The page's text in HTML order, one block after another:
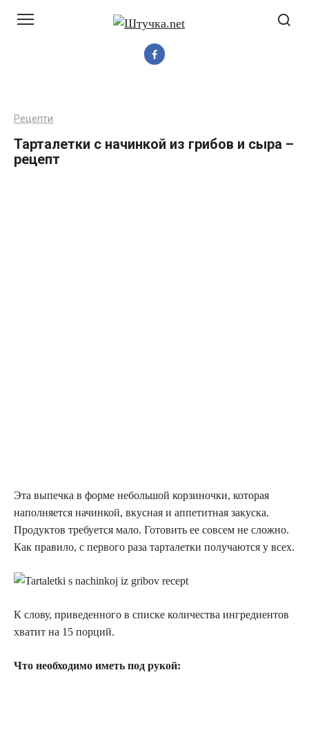
Рецепти
Тарталетки с начинкой из грибов и сыра –
рецепт
Эта выпечка в форме небольшой корзиночки, которая
наполняется начинкой, вкусная и аппетитная закуска.
Продуктов требуется мало. Готовить ее совсем не сложно.
Как правило, с первого раза тарталетки получаются у всех.
К слову, приведенного в списке количества ингредиентов
хватит на 15 порций.
Что необходимо иметь под рукой: